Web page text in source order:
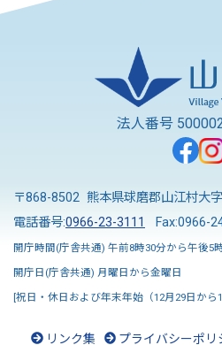
法人番号
〒868-8502 熊本県球磨郡山江村大
電話番号:0966-23-3111 Fax:0966-
開庁時間(庁舎共通) 午前8時30分から午後5
開庁日(庁舎共通) 月曜日から金曜日
[祝日・休日および年末年始（12月29日から
リンク集 プライバシーポリ